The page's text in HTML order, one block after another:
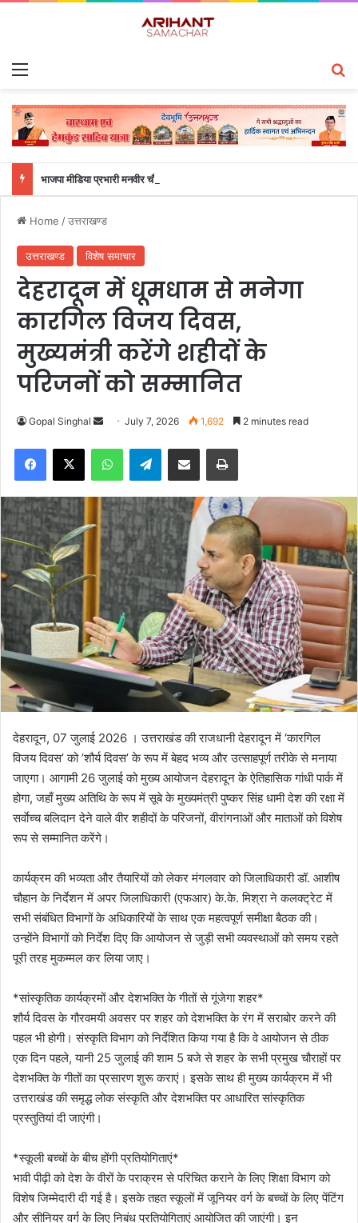
Home /उत्तराखण्ड
उत्तराखण्ड विशेष समाचार
देहरादून में धूमधाम से मनेगा
कारगिल विजय दिवस,
मुख्यमंत्री करेंगे शहीदों के
परिजनों को सम्मानित
Gopal Singhal
n
d
a
e
m
l
July 7, 2026 1,692 2 minutes read
Telegram
देहरादून, 07 जुलाई 2026 । उत्तराखंड की राजधानी देहरादून में ‘कारगिल
विजय दिवस’ को ’शौर्य दिवस’ के रूप में बेहद भव्य और उत्साहपूर्ण तरीके से मनाया
जाएगा। आगामी 26 जुलाई को मुख्य आयोजन देहरादून के ऐतिहासिक गांधी पार्क में
होगा, जहाँ मुख्य अतिथि के रूप में सूबे के मुख्यमंत्री पुष्कर सिंह धामी देश की रक्षा में
सर्वाेच्च बलिदान देने वाले वीर शहीदों के परिजनों, वीरांगनाओं और माताओं को विशेष
रूप से सम्मानित करेंगे।
कार्यक्रम की भव्यता और तैयारियों को लेकर मंगलवार को जिलाधिकारी डॉ. आशीष
चौहान के निर्देशन में अपर जिलाधिकारी (एफआर) के.के. मिश्रा ने कलक्ट्रेट में
सभी संबंधित विभागों के अधिकारियों के साथ एक महत्वपूर्ण समीक्षा बैठक की।
उन्होंने विभागों को निर्देश दिए कि आयोजन से जुड़ी सभी व्यवस्थाओं को समय रहते
पूरी तरह मुकम्मल कर लिया जाए।
*सांस्कृतिक कार्यक्रमों और देशभक्ति के गीतों से गूंजेगा शहर*
शौर्य दिवस के गौरवमयी अवसर पर शहर को देशभक्ति के रंग में सराबोर करने की
पहल भी होगी। संस्कृति विभाग को निर्देशित किया गया है कि वे आयोजन से ठीक
एक दिन पहले, यानी 25 जुलाई की शाम 5 बजे से शहर के सभी प्रमुख चौराहों पर
देशभक्ति के गीतों का प्रसारण शुरू कराएं। इसके साथ ही मुख्य कार्यक्रम में भी
उत्तराखंड की समृद्ध लोक संस्कृति और देशभक्ति पर आधारित सांस्कृतिक
प्रस्तुतियां दी जाएंगी।
*स्कूली बच्चों के बीच होंगी प्रतियोगिताएं*
भावी पीढ़ी को देश के वीरों के पराक्रम से परिचित कराने के लिए शिक्षा विभाग को
विशेष जिम्मेदारी दी गई है। इसके तहत स्कूलों में जूनियर वर्ग के बच्चों के लिए पेंटिंग
और सीनियर वर्ग के लिए निबंध प्रतियोगिताएं आयोजित की जाएंगी। इन